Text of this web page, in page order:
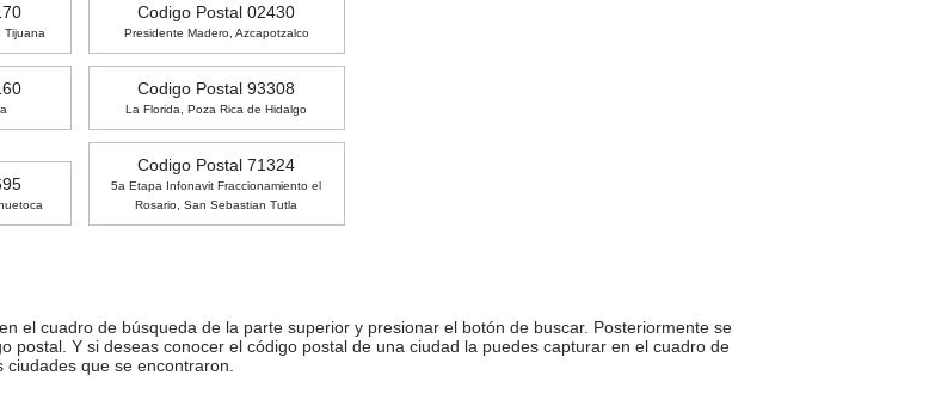
Tijuana
Codigo Postal 02430
Presidente Madero, Azcapotzalco
Codigo Postal 93308
La Florida, Poza Rica de Hidalgo
Codigo Postal 71324
5a Etapa Infonavit Fraccionamiento el
Rosario, San Sebastian Tutla
el cuadro de búsqueda de la parte superior y presionar el botón de buscar. Posteriormente se
postal. Y si deseas conocer el código postal de una ciudad la puedes capturar en el cuadro de
que se encontraron.